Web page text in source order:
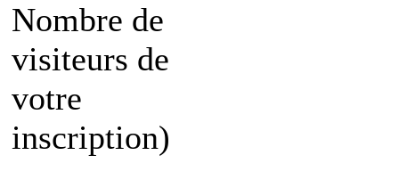
Nombre de
visiteurs de
votre
inscription)